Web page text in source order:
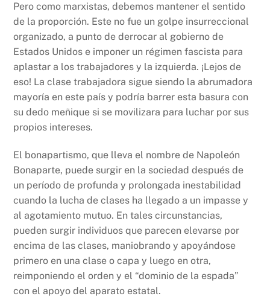
Pero como marxistas, debemos mantener el sentido
de la proporción. Este no fue un golpe insurreccional
organizado, a punto de derrocar al gobierno de
Estados Unidos e imponer un régimen fascista para
aplastar a los trabajadores y la izquierda. ¡Lejos de
eso! La clase trabajadora sigue siendo la abrumadora
mayoría en este país y podría barrer esta basura con
su dedo meñique si se movilizara para luchar por sus
propios intereses.
El bonapartismo, que lleva el nombre de Napoleón
Bonaparte, puede surgir en la sociedad después de
un período de profunda y prolongada inestabilidad
cuando la lucha de clases ha llegado a un impasse y
al agotamiento mutuo. En tales circunstancias,
pueden surgir individuos que parecen elevarse por
encima de las clases, maniobrando y apoyándose
primero en una clase o capa y luego en otra,
reimponiendo el orden y el “dominio de la espada”
con el apoyo del aparato estatal.